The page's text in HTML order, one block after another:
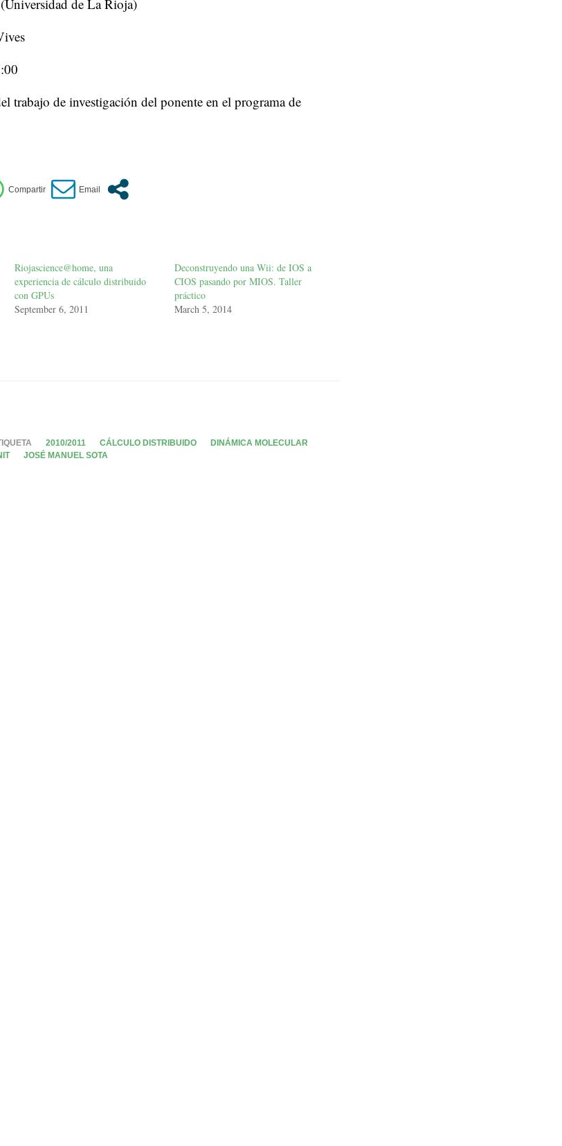
de La Rioja)
trabajo de investigación del ponente en el programa de
Riojascience@home, una
experiencia de cálculo distribuido
con GPUs
September 6, 2011
Deconstruyendo una Wii: de IOS a
CIOS pasando por MIOS. Taller
práctico
March 5, 2014
2010/2011 CÁLCULO DISTRIBUIDO
DINÁMICA MOLECULAR
JOSÉ MANUEL SOTA